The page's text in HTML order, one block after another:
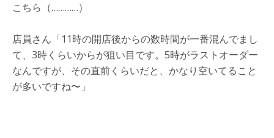
こちら（…………）
店員さん「11時の開店後からの数時間が一番混んでまし
て、3時くらいからが狙い目です。5時がラストオーダー
なんですが、その直前くらいだと、かなり空いてること
が多いですね〜」